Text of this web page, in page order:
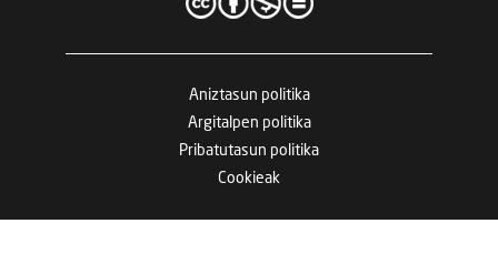
Aniztasun politika
Argitalpen politika
Pribatutasun politika
Cookieak